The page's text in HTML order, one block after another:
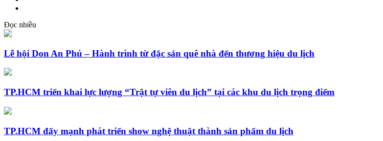
Đọc nhiều
Lễ hội Don An Phú – Hành trình từ đặc sản quê nhà đến thương hiệu du lịch
TP.HCM triển khai lực lượng “Trật tự viên du lịch” tại các khu du lịch trọng điểm
TP.HCM đẩy mạnh phát triển show nghệ thuật thành sản phẩm du lịch